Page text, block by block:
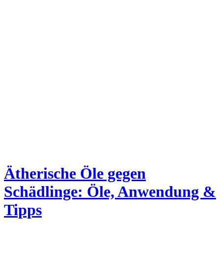
Ätherische Öle gegen
Schädlinge: Öle, Anwendung &
Tipps